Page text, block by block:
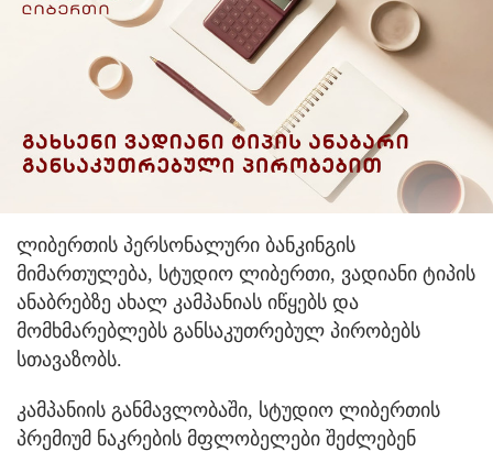
ლიბერთის პერსონალური ბანკინგის
მიმართულება, სტუდიო ლიბერთი, ვადიანი ტიპის
ანაბრებზე ახალ კამპანიას იწყებს და
მომხმარებლებს განსაკუთრებულ პირობებს
სთავაზობს.
კამპანიის განმავლობაში, სტუდიო ლიბერთის
პრემიუმ ნაკრების მფლობელები შეძლებენ